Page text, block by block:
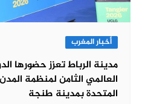
أخبار المغرب
مدينة الرباط تعزز حضورها
العالمي الثامن لمنظمة
المتحدة بمدينة طنجة